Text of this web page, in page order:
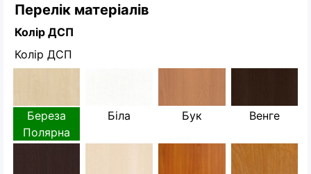
Перелік матеріалів
Колір ДСП
Колір ДСП
Береза
Полярна
Біла Бук Венге